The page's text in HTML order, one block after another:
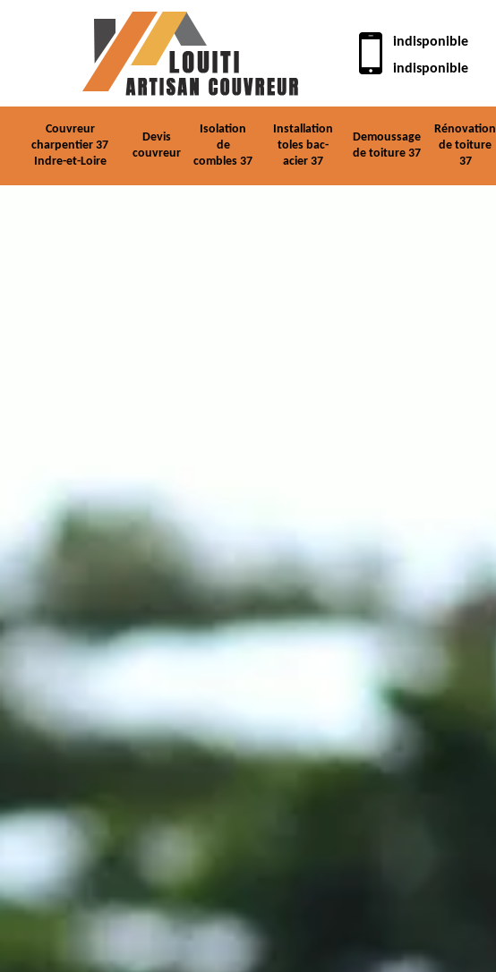
indisponible
indisponible
Couvreur
charpentier 37
Indre-et-Loire
Devis
couvreur
Isolation
de
combles 37
Installation
toles bac-
acier 37
Demoussage
de toiture 37
Rénovation
de toiture
37